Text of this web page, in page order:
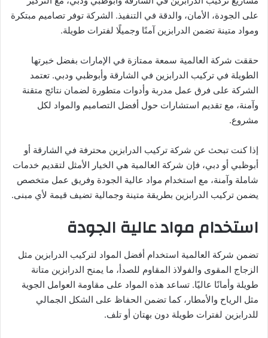
على الجودة، الأمان، والدقة في التنفيذ. الشركة توفر تصاميم مبتكرة
ومواد متينة تضمن الدرابزين آمنًا وجميلًا لفترات طويلة.
حققت شركة العالمية سمعة ممتازة في الإمارات بفضل خبرتها
الطويلة في تركيب الدرابزين في الشارقة وأبوظبي ودبي. تعتمد
الشركة على فرق عمل مدربة وأدوات متطورة لضمان نتائج متقنة
وآمنة، مع تقديم استشارات حول أفضل التصاميم والمواد لكل
مشروع.
إذا كنت تبحث عن شركة تركيب الدرابزين محترفة في الشارقة أو
أبوظبي أو دبي، فإن شركة العالمية هي الخيار الأمثل لتقديم خدمات
شاملة وآمنة، مع استخدام مواد عالية الجودة وفريق عمل متخصص
يضمن تركيب الدرابزين بطريقة متينة وجمالية تضيف قيمة لأي مبنى.
استخدام مواد عالية الجودة
تضمن شركة العالمية استخدام أفضل المواد لتركيب الدرابزين مثل
الزجاج المقوى والفولاذ المقاوم للصدأ، ما يمنح الدرابزين متانة
طويلة وأمانًا عاليًا. تساعد هذه المواد على مقاومة العوامل الجوية
مثل الرياح والأمطار، كما تضمن الحفاظ على الشكل الجمالي
للدرابزين لفترات طويلة دون بهتان أو تلف.